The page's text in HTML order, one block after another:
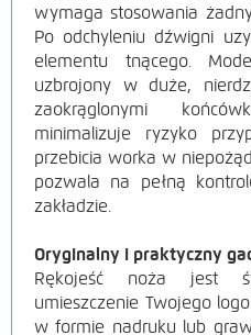
wymaga stosowania
Po odchyleniu dźwigni
elementu tnącego.
uzbrojony w duże,
zaokrąglonymi
minimalizuje ryzyko
przebicia worka w
pozwala na pełną
zakładzie.
Oryginalny i praktyczny
Rękojeść noża jest
umieszczenie Twojego
w formie nadruku lub